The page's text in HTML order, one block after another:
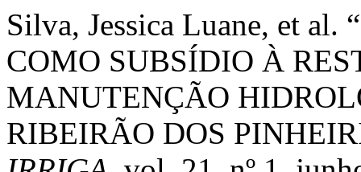
Silva, Jessica Luane, et
COMO SUBSÍDIO À
MANUTENÇÃO
RIBEIRÃO DOS